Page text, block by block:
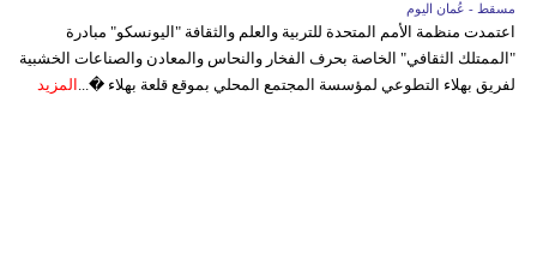
مسقط - عُمان اليوم
اعتمدت منظمة الأمم المتحدة للتربية والعلم والثقافة "اليونسكو" مبادرة
"الممتلك الثقافي" الخاصة بحرف الفخار والنحاس والمعادن والصناعات الخشبية
لفريق بهلاء التطوعي لمؤسسة المجتمع المحلي بموقع قلعة بهلاء �... المزيد